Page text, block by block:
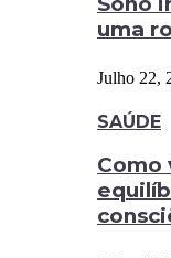
uma
Julho 22,
SAÚDE
Como